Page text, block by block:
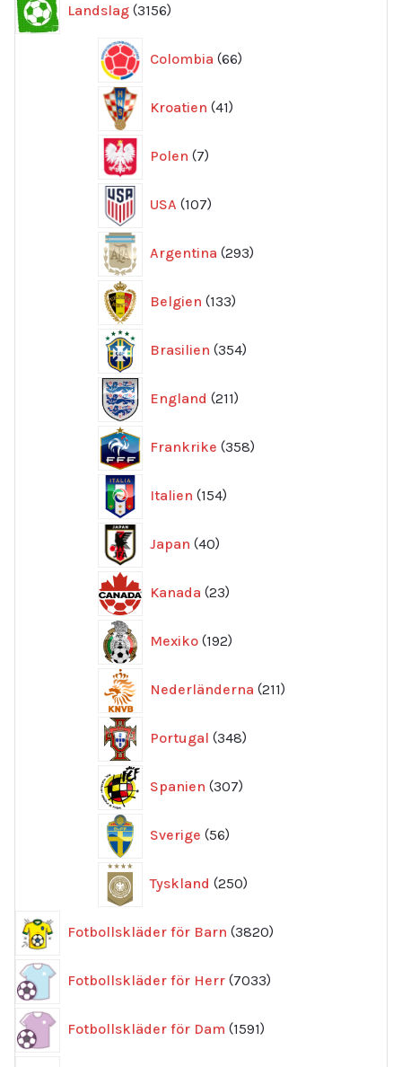
Landslag 3156
produkter
Colombia 66
produkter
Kroatien 41
produkter
Polen 7
produkter
USA 107
produkter
Argentina 293
produkter
Belgien 133
produkter
Brasilien 354
produkter
England 211
produkter
Frankrike 358
produkter
Italien 154
produkter
Japan 40
produkter
Kanada 23
produkter
Mexiko 192
produkter
Nederländerna 211
produkter
Portugal 348
produkter
Spanien 307
produkter
Sverige 56
produkter
Tyskland 250
produkter
Fotbollskläder för Barn 3820
produkter
Fotbollskläder för Herr 7033
produkter
Fotbollskläder för Dam 1591
produkter